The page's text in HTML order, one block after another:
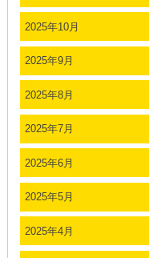
2025年10月
2025年9月
2025年8月
2025年7月
2025年6月
2025年5月
2025年4月